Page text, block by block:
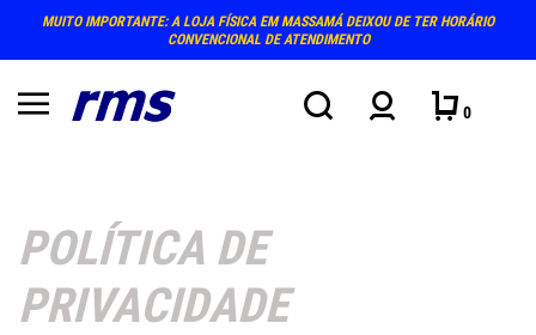
MUITO IMPORTANTE: A LOJA FÍSICA EM MASSAMÁ DEIXOU DE TER HORÁRIO
CONVENCIONAL DE ATENDIMENTO
0
POLÍTICA DE
PRIVACIDADE